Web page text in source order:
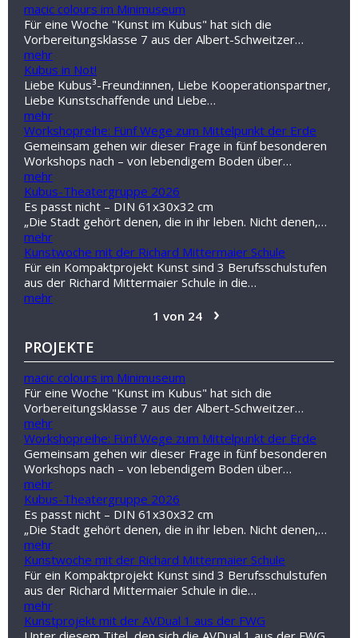
macic colours im Minimuseum
Für eine Woche "Kunst im Kubus" hat sich die
Vorbereitungsklasse 7 aus der Albert-Schweitzer…
mehr
Kubus in Not!
Liebe Kubus³-Freund:innen, Liebe Kooperationspartner,
Liebe Kunstschaffende und Liebe…
mehr
Workshopreihe: Fünf Wege zum Mittelpunkt der Erde
Gemeinsam gehen wir dieser Frage in fünf besonderen
Workshops nach – von lebendigem Boden über…
mehr
Kubus-Theatergruppe 2026
Es passt nicht – DIN 61x30x32 cm
„Die Stadt gehört denen, die in ihr leben. Nicht denen,…
mehr
Kunstwoche mit der Richard Mittermaier Schule
Für ein Kompaktprojekt Kunst sind 3 Berufsschulstufen
aus der Richard Mittermaier Schule in die…
mehr
1 von 24
›
PROJEKTE
macic colours im Minimuseum
Für eine Woche "Kunst im Kubus" hat sich die
Vorbereitungsklasse 7 aus der Albert-Schweitzer…
mehr
Workshopreihe: Fünf Wege zum Mittelpunkt der Erde
Gemeinsam gehen wir dieser Frage in fünf besonderen
Workshops nach – von lebendigem Boden über…
mehr
Kubus-Theatergruppe 2026
Es passt nicht – DIN 61x30x32 cm
„Die Stadt gehört denen, die in ihr leben. Nicht denen,…
mehr
Kunstwoche mit der Richard Mittermaier Schule
Für ein Kompaktprojekt Kunst sind 3 Berufsschulstufen
aus der Richard Mittermaier Schule in die…
mehr
Kunstprojekt mit der AVDual 1 aus der FWG